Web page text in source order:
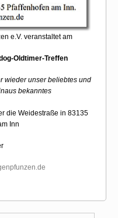
e.V. veranstaltet am
Oldtimer-Treffen
wieder unser beliebtes und
bekanntes
die Weidestraße in 83135
Inn